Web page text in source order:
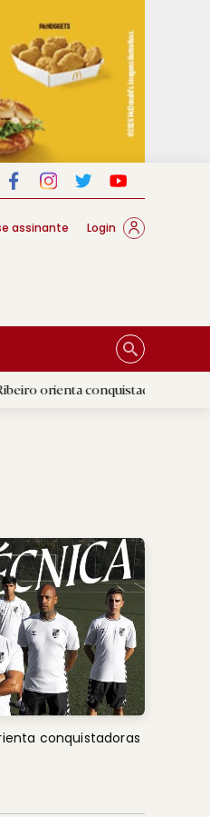
assinante Login
conquistadoras | D.
conquistadoras